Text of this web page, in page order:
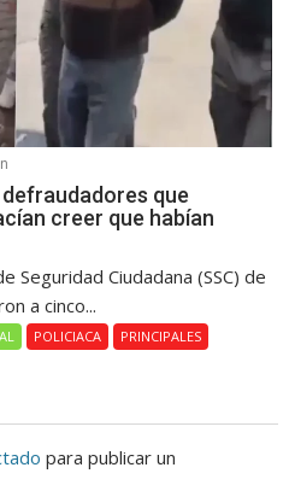
que
creer que habían
Seguridad Ciudadana (SSC) de
a cinco...
POLICIACA PRINCIPALES
para publicar un